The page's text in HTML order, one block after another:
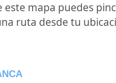
este mapa puedes
ruta desde tu